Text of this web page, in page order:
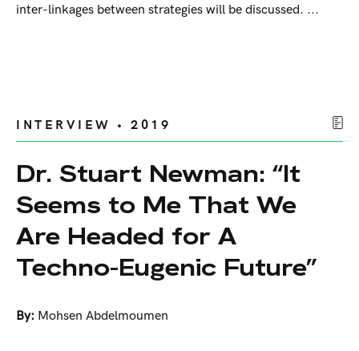
inter-linkages between strategies will be discussed. ...
INTERVIEW • 2019
Dr. Stuart Newman: “It
Seems to Me That We
Are Headed for A
Techno-Eugenic Future”
By: Mohsen Abdelmoumen